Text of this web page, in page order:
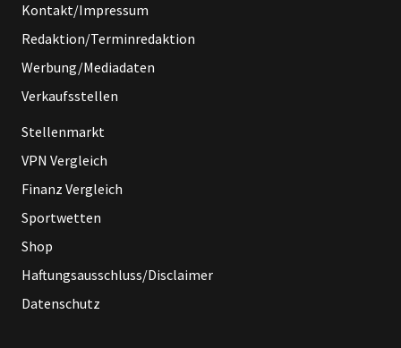
Kontakt/Impressum
Redaktion/Terminredaktion
Werbung/Mediadaten
Verkaufsstellen
Stellenmarkt
VPN Vergleich
Finanz Vergleich
Sportwetten
Shop
Haftungsausschluss/Disclaimer
Datenschutz